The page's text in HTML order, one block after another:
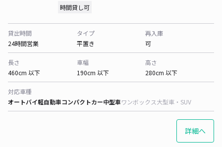
時間貸し可
貸出時間
24時間営業
タイプ
平置き
再入庫
可
長さ
460cm 以下
車幅
190cm 以下
高さ
280cm 以下
対応車種
オートバイ軽自動車コンパクトカー中型車ワンボックス大型車・SUV
詳細へ